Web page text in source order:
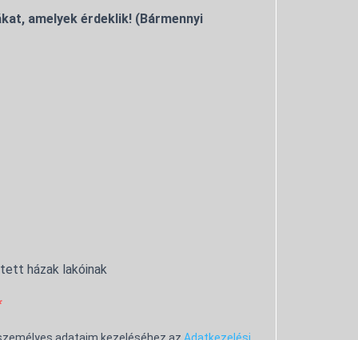
amelyek érdeklik! (Bármennyi
házak lakóinak
adataim kezeléséhez az Adatkezelési